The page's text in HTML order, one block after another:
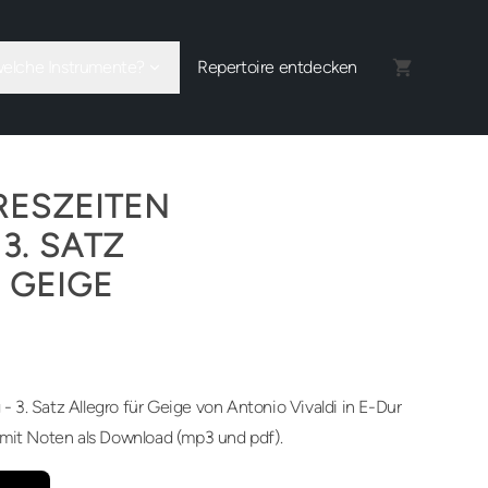
Repertoire entdecken
SATZ
3. Satz Allegro für Geige von Antonio Vivaldi in E-Dur
Noten als Download (mp3 und pdf).